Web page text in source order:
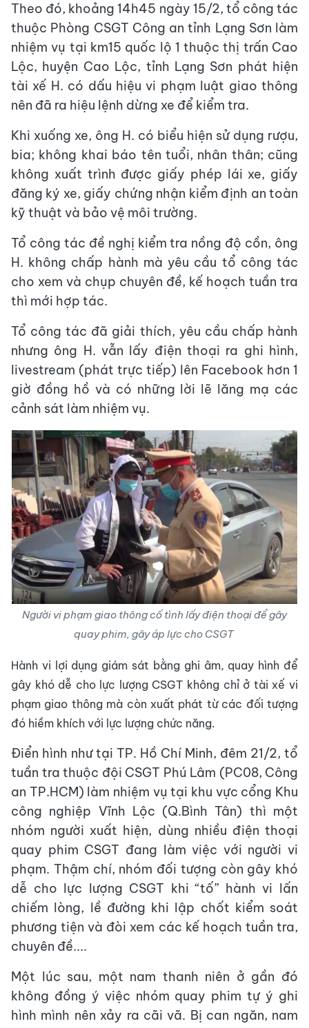
Theo đó, khoảng 14h45 ngày 15/2, tổ công tác
thuộc Phòng CSGT Công an tỉnh Lạng Sơn làm
nhiệm vụ tại km15 quốc lộ 1 thuộc thị trấn Cao
Lộc, huyện Cao Lộc, tỉnh Lạng Sơn phát hiện
tài xế H. có dấu hiệu vi phạm luật giao thông
nên đã ra hiệu lệnh dừng xe để kiểm tra.
Khi xuống xe, ông H. có biểu hiện sử dụng rượu,
bia; không khai báo tên tuổi, nhân thân; cũng
không xuất trình được giấy phép lái xe, giấy
đăng ký xe, giấy chứng nhận kiểm định an toàn
kỹ thuật và bảo vệ môi trường.
Tổ công tác đề nghị kiểm tra nồng độ cồn, ông
H. không chấp hành mà yêu cầu tổ công tác
cho xem và chụp chuyên đề, kế hoạch tuần tra
thì mới hợp tác.
Tổ công tác đã giải thích, yêu cầu chấp hành
nhưng ông H. vẫn lấy điện thoại ra ghi hình,
livestream (phát trực tiếp) lên Facebook hơn 1
giờ đồng hồ và có những lời lẽ lăng mạ các
cảnh sát làm nhiệm vụ.
Người vi phạm giao thông cố tình lấy điện thoại để gây
quay phim, gây áp lực cho CSGT
Hành vi lợi dụng giám sát bằng ghi âm, quay hình để
gây khó dễ cho lực lượng CSGT không chỉ ở tài xế vi
phạm giao thông mà còn xuất phát từ các đối tượng
đó hiềm khích với lực lượng chức năng.
Điển hình như tại TP. Hồ Chí Minh, đêm 21/2, tổ
tuần tra thuộc đội CSGT Phú Lâm (PC08, Công
an TP.HCM) làm nhiệm vụ tại khu vực cổng Khu
công nghiệp Vĩnh Lộc (Q.Bình Tân) thì một
nhóm người xuất hiện, dùng nhiều điện thoại
quay phim CSGT đang làm việc với người vi
phạm. Thậm chí, nhóm đối tượng còn gây khó
dễ cho lực lượng CSGT khi “tố” hành vi lấn
chiếm lòng, lề đường khi lập chốt kiểm soát
phương tiện và đòi xem các kế hoạch tuần tra,
chuyên đề....
Một lúc sau, một nam thanh niên ở gần đó
không đồng ý việc nhóm quay phim tự ý ghi
hình mình nên xảy ra cãi vã. Bị can ngăn, nam